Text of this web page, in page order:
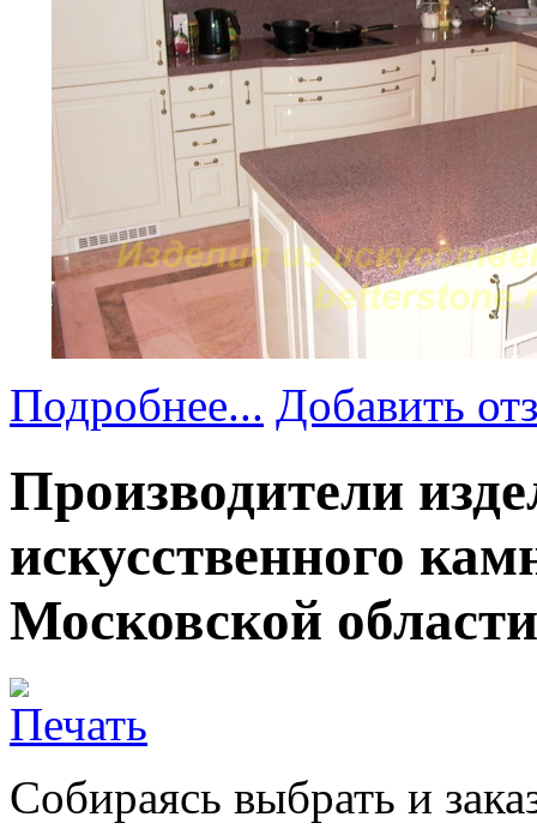
Подробнее... Добавить
Производители
искусственного
Московской области
Собираясь выбрать и